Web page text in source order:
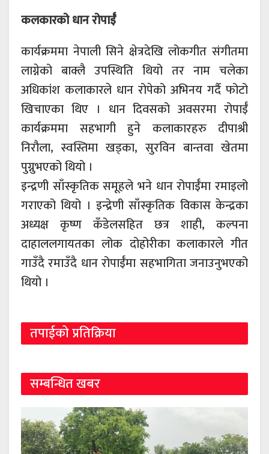
कलकारको धान रोपाईँ
कार्यक्रममा नेपाली सिने क्षेत्रदेखि लोकगीत संगीतमा
लाग्नेको बाक्लै उपस्थिति थियो तर नाम चलेका
अधिकांश कलाकारले धान रोपेको अभिनय गर्दै फोटो
खिचाएका थिए । धान दिवसको अवसरमा रोपाईँ
कार्यक्रममा सहभागी हुने कलाकारहरु दीपाश्री
निरौला, स्वस्तिमा खड्का, सुरविन बान्तवा खेतमा
पुग्नुभएको थियो ।
इन्द्रणी साँस्कृतिक समूहले भने धान रोपाईँमा रमाइलो
गराएको थियो । इन्द्रेणी साँस्कृतिक विकास केन्द्रका
अध्यक्ष कृष्ण कँडेलसहित छत्र शाही, कल्पना
दाहाललगायतका लोक दोहोरीका कलाकारले गीत
गाउँदै रमाउँदै धान रोपाईँमा सहभागिता जनाउनुभएको
थियो ।
तपाईको प्रतिक्रिया
सम्बन्धित खबर